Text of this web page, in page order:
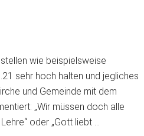
wie beispielsweise
sehr hoch halten und jegliches
und Gemeinde mit dem
„Wir müssen doch alle
oder „Gott liebt …